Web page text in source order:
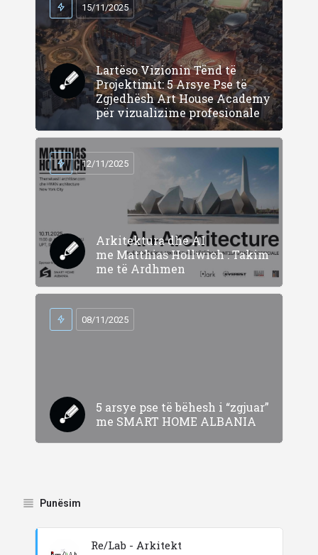
Lartëso Vizionin Tënd të
Projektimit: 5 Arsye Pse të
Zgjedhësh Art House Academy
për vizualizime profesionale
15/11/2025
Arkitektura dhe AI
me Matthias Hollwich : Takim
me të Ardhmen
12/11/2025
5 arsye pse të bëhesh i “zgjuar”
me SMART HOME ALBANIA
08/11/2025
Punësim
Re/Lab - Arkitekt